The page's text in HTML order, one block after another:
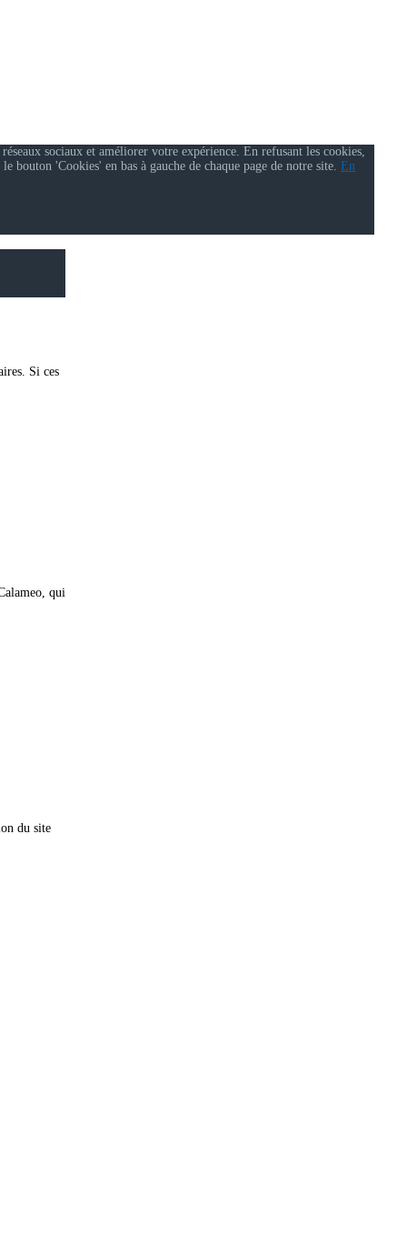
sociaux et améliorer votre expérience. En refusant les cookies,
bouton 'Cookies' en bas à gauche de chaque page de notre site. En
Si ces
qui
du site